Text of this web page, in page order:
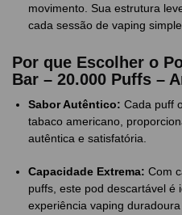
movimento. Sua estrutura
cada sessão de vaping
Por que Escolher o
Bar – 20.000 Puffs –
Sabor Autêntico: Cada puff
tabaco americano,
autêntica e satisfatória.
Capacidade Extrema: Com
puffs, este pod descartável é
experiência vaping